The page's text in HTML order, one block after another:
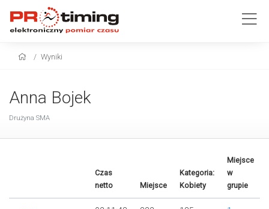
Wyniki
Anna Bojek
Drużyna SMA
Czas
netto
Miejsce
Kategoria:
Kobiety
Miejsce
w
grupie